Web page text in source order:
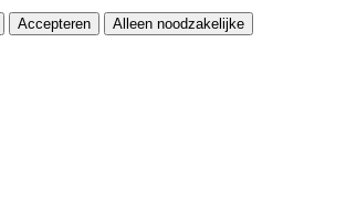
Accepteren Alleen noodzakelijke